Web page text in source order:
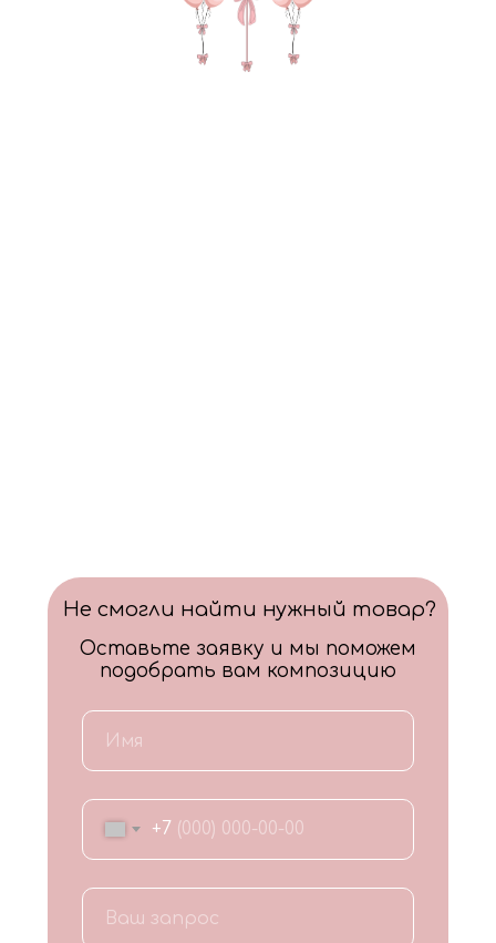
+7
Не смогли найти нужный товар?
Оставьте заявку и мы поможем
подобрать вам композицию